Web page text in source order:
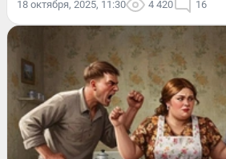
18 октября, 2025, 11:30 4 420 16